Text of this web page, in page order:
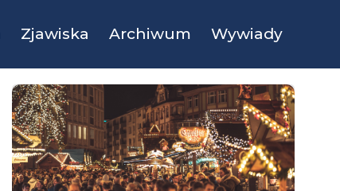
Zjawiska Archiwum Wywiady